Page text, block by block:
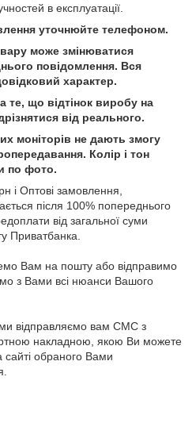
в експлуатації.
уточнюйте телефоном.
може змінюватися
повідомлення. Вся
характер.
те, що відтінок виробу на
від реального.
моніторів не дають змогу
Колір і тон
по фото.
і Оптові замовлення,
після 100% попереднього
від загальної суми
Приватбанка.
Вам на пошту або відправимо
з Вами всі нюанси Вашого
відправляємо вам СМС з
накладною, якою Ви можете
сайті обраного Вами